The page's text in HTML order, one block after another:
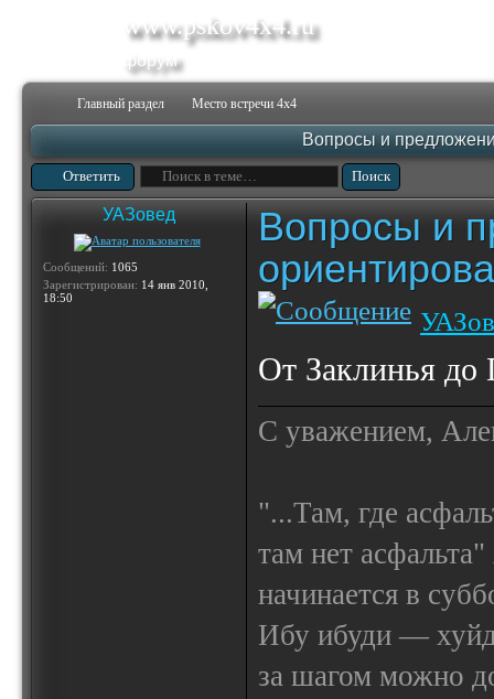
www.pskov4x4.ru
форум
Главный раздел Место встречи 4х4
Вопросы и
Ответить
УАЗовед
Сообщений: 1065
Зарегистрирован: 14 янв 2010,
18:50
Вопросы и
От Заклинья до
С уважением,
"...Там, где
там нет
начинается в
Ибу ибуди —
за шагом можно